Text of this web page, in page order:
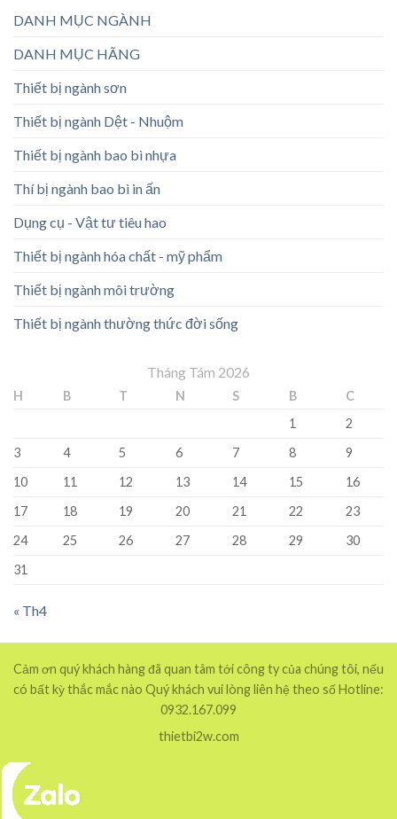
DANH MỤC NGÀNH
DANH MỤC HÃNG
Thiết bị ngành sơn
Thiết bị ngành Dệt - Nhuộm
Thiết bị ngành bao bì nhựa
Thí bị ngành bao bì in ấn
Dụng cụ - Vật tư tiêu hao
Thiết bị ngành hóa chất - mỹ phẩm
Thiết bị ngành môi trường
Thiết bị ngành thường thức đời sống
Tháng Tám 2026
H B T N S B
C
1
2
3
4 5 6 7 8
9
10
11 12 13 14 15
16
17
18 19 20 21 22
23
24
25 26 27 28 29
30
31
« Th4
Cảm ơn quý khách hàng đã quan tâm tới công ty của chúng tôi, nếu
có bất kỳ thắc mắc nào Quý khách vui lòng liên hệ theo số Hotline:
0932.167.099
thietbi2w.com